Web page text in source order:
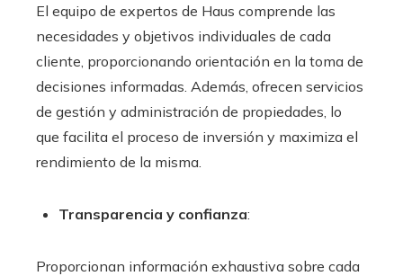
El equipo de expertos de Haus comprende las
necesidades y objetivos individuales de cada
cliente, proporcionando orientación en la toma de
decisiones informadas. Además, ofrecen servicios
de gestión y administración de propiedades, lo
que facilita el proceso de inversión y maximiza el
rendimiento de la misma.
Transparencia y confianza:
Proporcionan información exhaustiva sobre cada